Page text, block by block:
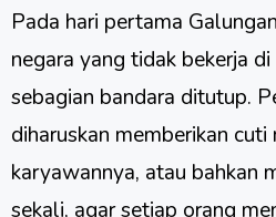
Pada hari pertama
negara yang tidak bekerja
sebagian bandara ditutup.
diharuskan memberikan
karyawannya, atau bahkan
sekali, agar setiap orang